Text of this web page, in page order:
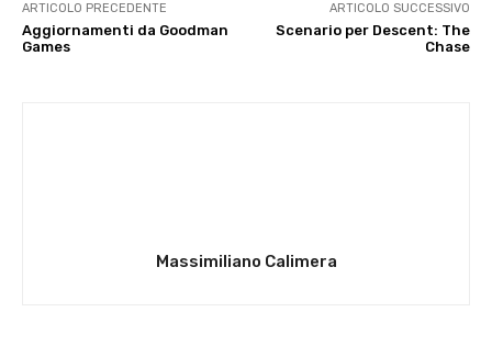
ARTICOLO PRECEDENTE
Aggiornamenti da Goodman
Games
ARTICOLO SUCCESSIVO
Scenario per Descent: The
Chase
Massimiliano Calimera